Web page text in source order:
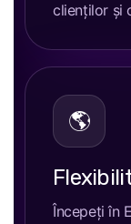
clienților și
🌎
Începeți în